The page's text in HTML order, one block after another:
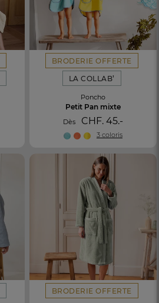
BRODERIE OFFERTE
LA COLLAB’
Poncho
Petit Pan mixte
Dès CHF. 45.-
3 coloris
BRODERIE OFFERTE